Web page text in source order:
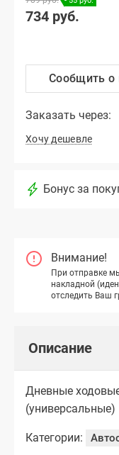
734 руб.
Сообщить о
Заказать через:
Хочу дешевле
Бонус за
Внимание!
При отправке
накладной
отследить Ваш
Описание
Дневные
(универсальные)
Категории: